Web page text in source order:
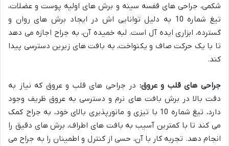
شکمی، جراحی های قفسه سینه و برش های اولیه پوست و عضلات،
تیغ شماره 10 به دلیل توانایی اش در ایجاد برش های روان و
گسترده، ابزاری ایده آل است. لبه خمیده آن، به جراح اجازه می دهد
تا با یک حرکت صاف و یکنواخت، به بافت های زیرین دسترسی پیدا
کند.
جراحی های قلب و عروق: در جراحی های قلب و عروق که نیاز به
دقت بالا در برش بافت های نرم و دسترسی به عروق ظریف وجود
دارد، تیغ شماره 10 با تیزی و مانورپذیری بالای خود، به جراح کمک
می کند تا با کمترین آسیب به بافت های اطراف، برش های دقیق را
انجام دهد. تجربه کار با آن، حسی از کنترل و اطمینان را به جراح می